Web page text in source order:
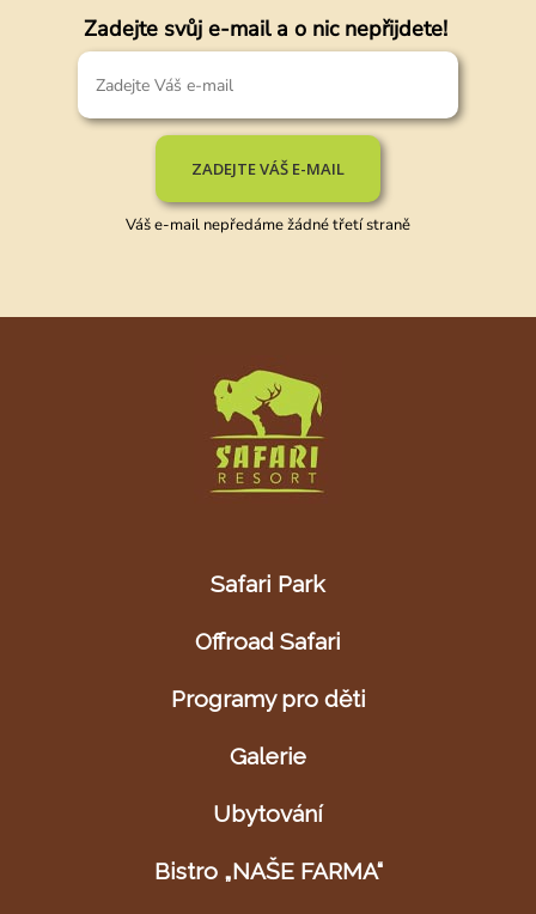
Zadejte svůj e-mail a o nic nepřijdete!
ZADEJTE VÁŠ E-MAIL
Váš e-mail nepředáme žádné třetí straně
Safari Park
Offroad Safari
Programy pro děti
Galerie
Ubytování
Bistro „NAŠE FARMA“